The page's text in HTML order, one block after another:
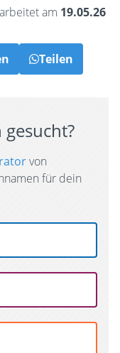
am 19.05.26
Teilen
von
für dein